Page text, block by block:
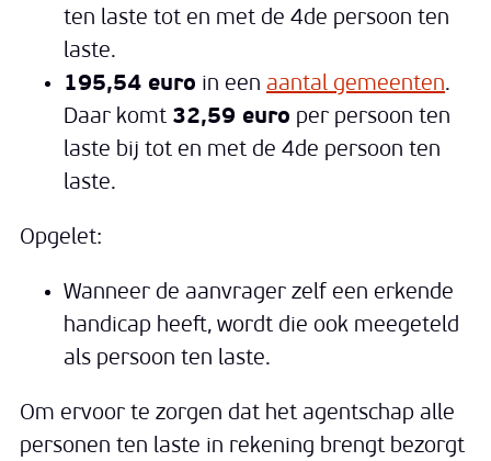
ten laste tot en met de 4de persoon ten
laste.
195,54 euro in een aantal gemeenten.
Daar komt 32,59 euro per persoon ten
laste bij tot en met de 4de persoon ten
laste.
Opgelet:
Wanneer de aanvrager zelf een erkende
handicap heeft, wordt die ook meegeteld
als persoon ten laste.
Om ervoor te zorgen dat het agentschap alle
personen ten laste in rekening brengt bezorgt